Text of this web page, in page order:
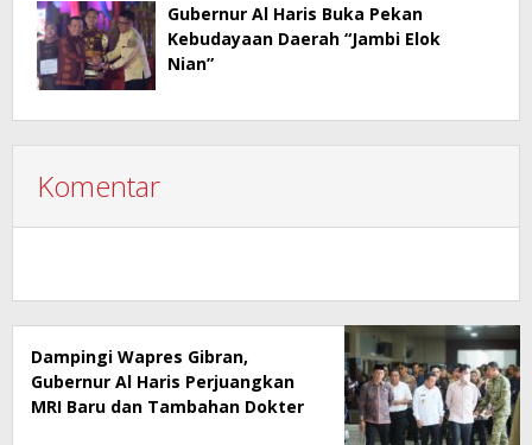
Gubernur Al Haris Buka Pekan
Kebudayaan Daerah “Jambi Elok
Nian”
Komentar
Dampingi Wapres Gibran,
Gubernur Al Haris Perjuangkan
MRI Baru dan Tambahan Dokter